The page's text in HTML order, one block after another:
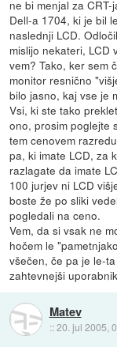
ne bi menjal za
Dell-a 1704, ki je bil
naslednji LCD.
mislijo nekateri, LCD
vem? Tako, ker sem
monitor resnično
bilo jasno, kaj vse je
Vsi, ki ste tako
ono, prosim poglejte
tem cenovem
pa, ki imate LCD, za
razlagate da imate
100 jurjev ni LCD
boste že po sliki
pogledali na ceno.
Vem, da si vsak ne
hočem le
všečen, če pa je le-
zahtevnejši
Matev
::20. jul 2005,